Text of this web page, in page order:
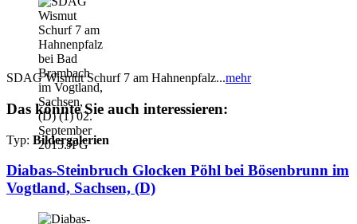
SDAG Wismut Schurf 7 am Hahnenpfalz...mehr
Das könnte Sie auch interessieren:
Typ: Bildergalerien
Diabas-Steinbruch Glocken Pöhl bei Bösenbrunn im
Vogtland, Sachsen, (D)